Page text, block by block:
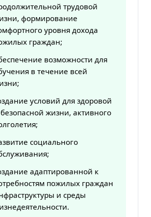
трудовой
формирование
уровня дохода
граждан;
возможности для
в течение всей
условий для здоровой
жизни, активного
социального
адаптированной к
пожилых граждан
и среды